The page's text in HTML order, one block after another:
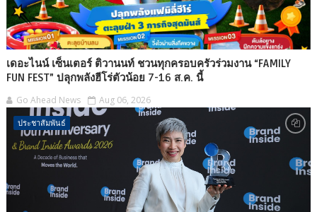
เดอะไนน์ เซ็นเตอร์ ติวานนท์ ชวนทุกครอบครัวร่วมงาน “FAMILY
FUN FEST” ปลุกพลังฮีโร่ตัวน้อย 7-16 ส.ค. นี้
Go Ahead News Aug 06, 2026
ประชาสัมพันธ์